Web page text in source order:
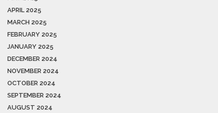
APRIL 2025
MARCH 2025
FEBRUARY 2025
JANUARY 2025
DECEMBER 2024
NOVEMBER 2024
OCTOBER 2024
SEPTEMBER 2024
AUGUST 2024